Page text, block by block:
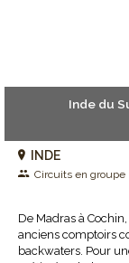
Inde du
INDE
Circuits en groupe
De Madras à
anciens comptoirs
backwaters. Pour